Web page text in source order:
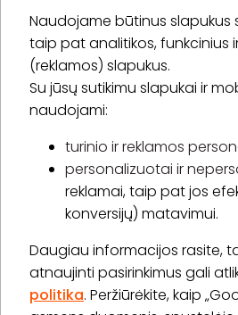
Naudojame būtinus slapukus
taip pat analitikos, funkcinius
(reklamos) slapukus.
Su jūsų sutikimu slapukai ir
naudojami:
turinio ir reklamos
personalizuotai ir
reklamai, taip pat jos
konversijų) matavimui.
Daugiau informacijos rasite,
atnaujinti pasirinkimus gali
politika. Peržiūrėkite, kaip
* Susipažinau su
Apie „BookitNow“
Informacija
„GERA DOVANA“ GRUPĖ